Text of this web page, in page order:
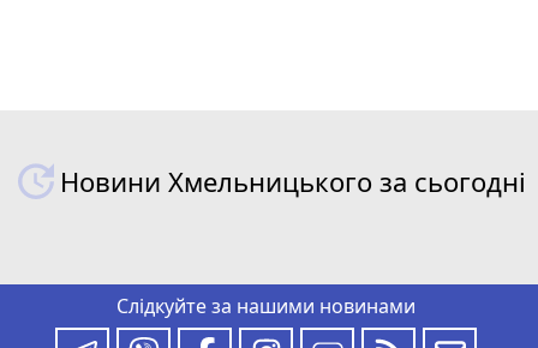
Новини Хмельницького за сьогодні
Слідкуйте за нашими новинами